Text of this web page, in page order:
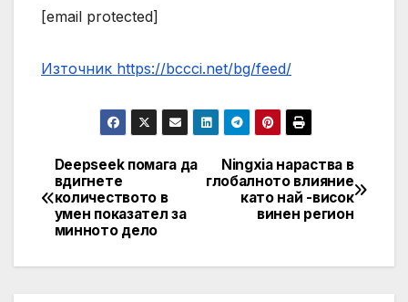
[email protected]
Източник https://bccci.net/bg/feed/
Post
navigation
Ningxia нараства в
глобалното влияние
като най -висок
винен регион
Deepseek помага да
вдигнете
количеството в
умен показател за
минното дело